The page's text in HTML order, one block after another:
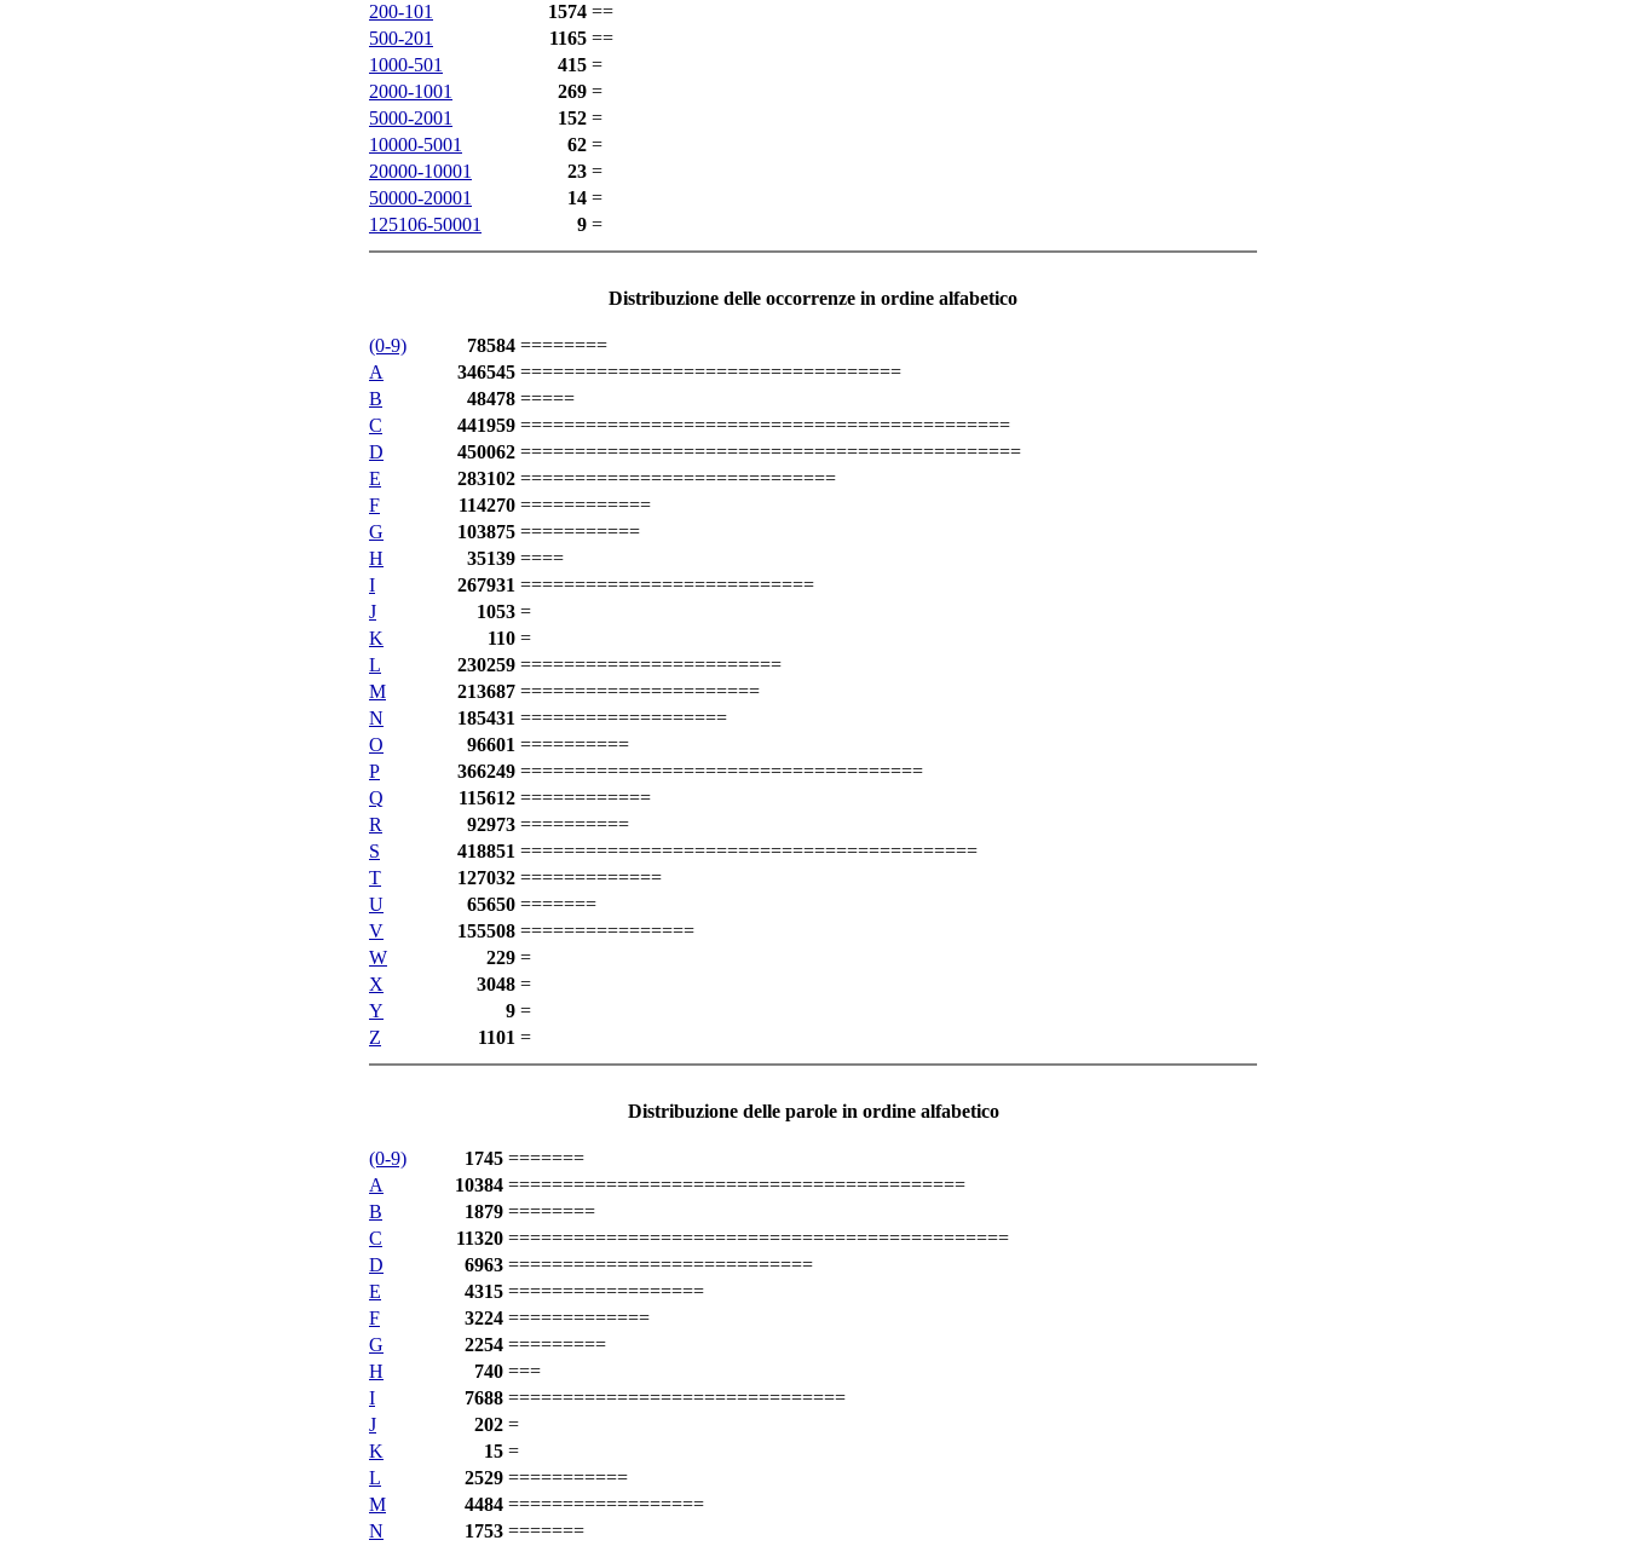
200-101
1574 ==
500-201
1165 ==
1000-501
415 =
2000-1001
269 =
5000-2001
152 =
10000-5001
62 =
20000-10001
23 =
50000-20001
14 =
125106-50001
9 =
Distribuzione delle occorrenze in ordine alfabetico
(0-9) 78584 ========
A
346545 ===================================
B
48478 =====
C
441959 =============================================
D
450062 ==============================================
E
283102 =============================
F
114270 ============
G
103875 ===========
H
35139 ====
I
267931 ===========================
J
1053 =
K
110 =
L
230259 ========================
M
213687 ======================
N
185431 ===================
O
96601 ==========
P
366249 =====================================
Q
115612 ============
R
92973 ==========
S
418851 ==========================================
T
127032 =============
U
65650 =======
V
155508 ================
W
229 =
X
3048 =
Y
9 =
Z
1101 =
Distribuzione delle parole in ordine alfabetico
(0-9) 1745 =======
A
10384 ==========================================
B
1879 ========
C
11320 ==============================================
D
6963 ============================
E
4315 ==================
F
3224 =============
G
2254 =========
H
740 ===
I
7688 ===============================
J
202 =
K
15 =
L
2529 ===========
M
4484 ==================
N
1753 =======